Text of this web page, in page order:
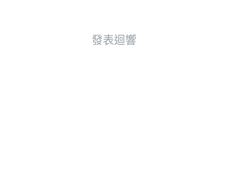
發表迴響